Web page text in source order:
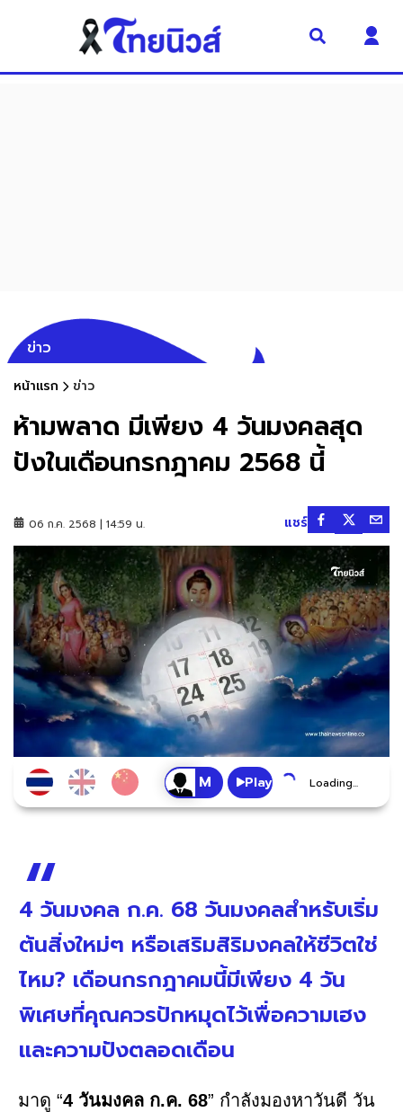
ข่าว
หน้าแรก ข่าว
ห้ามพลาด มีเพียง 4 วันมงคลสุด
ปังในเดือนกรกฎาคม 2568 นี้
06 ก.ค. 2568 | 14:59 น. แชร์
Play Loading...
4 วันมงคล ก.ค. 68 วันมงคลสำหรับเริ่ม
ต้นสิ่งใหม่ๆ หรือเสริมสิริมงคลให้ชีวิตใช่
ไหม? เดือนกรกฎาคมนี้มีเพียง 4 วัน
พิเศษที่คุณควรปักหมุดไว้เพื่อความเฮง
และความปังตลอดเดือน
มาดู “4 วันมงคล ก.ค. 68” กำลังมองหาวันดี วัน